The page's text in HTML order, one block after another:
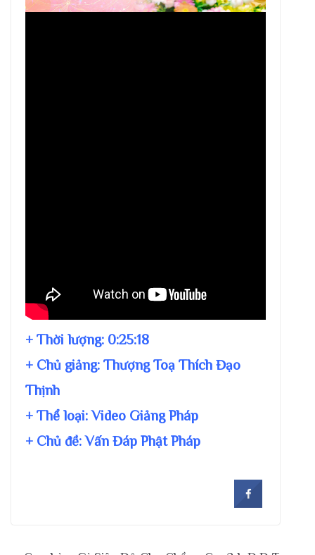
+ Thời lượng: 0:25:18
+ Chủ giảng: Thượng Toạ Thích Đạo
Thịnh
+ Thể loại: Video Giảng Pháp
+ Chủ đề:Vấn Đáp Phật Pháp